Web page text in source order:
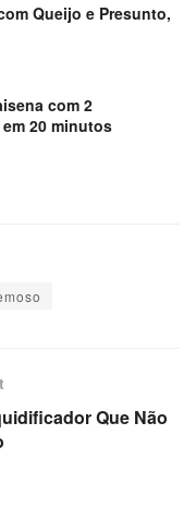
Queijo e Presunto,
com 2
20 minutos
Que Não